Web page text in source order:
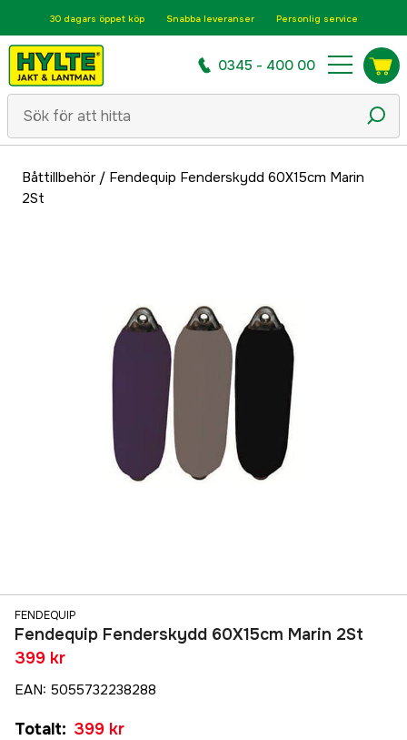
30 dagars öppet köp Snabba leveranser Personlig service
0345 - 400 00
Båttillbehör/ Fendequip Fenderskydd 60X15cm Marin
2St
FENDEQUIP
Fendequip Fenderskydd 60X15cm Marin 2St
399 kr
EAN: 5055732238288
Totalt: 399 kr